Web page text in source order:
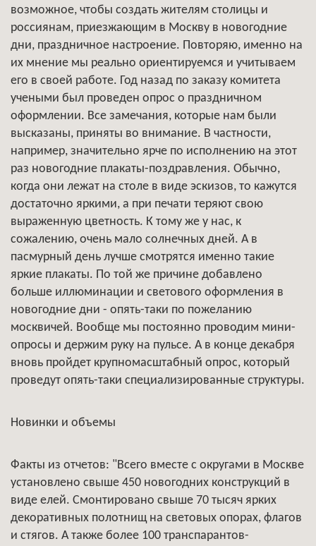
возможное, чтобы создать жителям столицы и
россиянам, приезжающим в Москву в новогодние
дни, праздничное настроение. Повторяю, именно на
их мнение мы реально ориентируемся и учитываем
его в своей работе. Год назад по заказу комитета
учеными был проведен опрос о праздничном
оформлении. Все замечания, которые нам были
высказаны, приняты во внимание. В частности,
например, значительно ярче по исполнению на этот
раз новогодние плакаты-поздравления. Обычно,
когда они лежат на столе в виде эскизов, то кажутся
достаточно яркими, а при печати теряют свою
выраженную цветность. К тому же у нас, к
сожалению, очень мало солнечных дней. А в
пасмурный день лучше смотрятся именно такие
яркие плакаты. По той же причине добавлено
больше иллюминации и светового оформления в
новогодние дни - опять-таки по пожеланию
москвичей. Вообще мы постоянно проводим мини-
опросы и держим руку на пульсе. А в конце декабря
вновь пройдет крупномасштабный опрос, который
проведут опять-таки специализированные структуры.
Новинки и объемы
Факты из отчетов: "Всего вместе с округами в Москве
установлено свыше 450 новогодних конструкций в
виде елей. Смонтировано свыше 70 тысяч ярких
декоративных полотнищ на световых опорах, флагов
и стягов. А также более 100 транспарантов-